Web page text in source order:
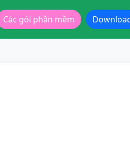
Các gói phần mềm